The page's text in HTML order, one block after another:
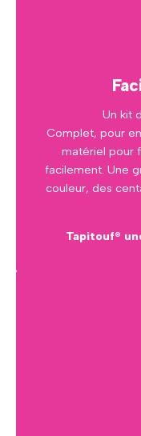
Un kit
Complet, pour
matériel pour
facilement. Une
couleur, des
Tapitouf®